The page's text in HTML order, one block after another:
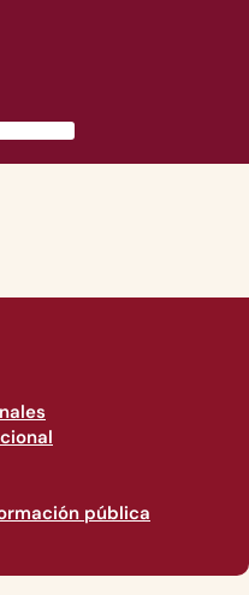
pública